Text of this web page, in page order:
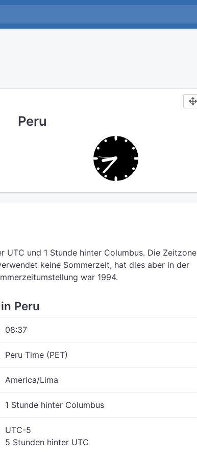
Peru
UTC und 1 Stunde hinter Columbus. Die Zeitzone
keine Sommerzeit, hat dies aber in der
war 1994.
Peru
08:37
Peru Time (PET)
America/Lima
1 Stunde hinter Columbus
UTC-5
5 Stunden hinter UTC